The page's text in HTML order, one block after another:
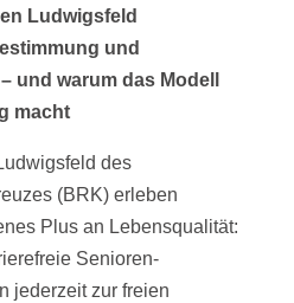
Ludwigsfeld
und
und warum das Modell
macht
des
(BRK) erleben
Plus an Lebensqualität:
Senioren-
jederzeit zur freien